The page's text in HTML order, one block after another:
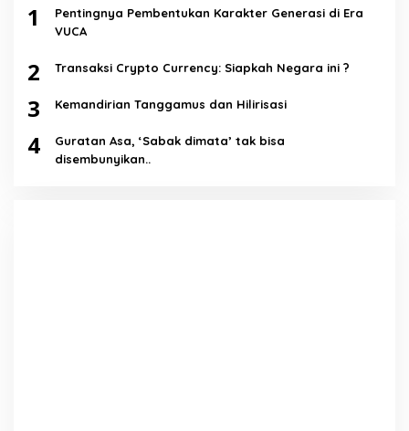
1
Pentingnya Pembentukan Karakter Generasi di Era
VUCA
2 Transaksi Crypto Currency: Siapkah Negara ini ?
3 Kemandirian Tanggamus dan Hilirisasi
4
Guratan Asa, ‘Sabak dimata’ tak bisa
disembunyikan..